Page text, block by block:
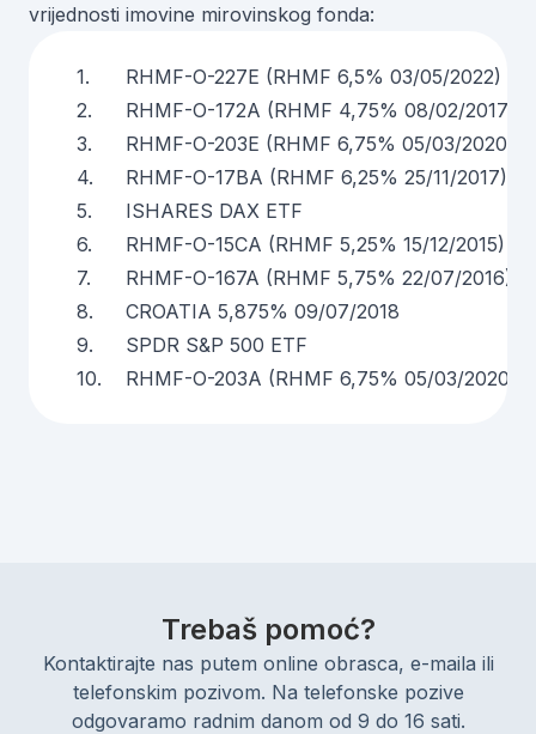
vrijednosti imovine mirovinskog fonda:
1.
RHMF-O-227E (RHMF 6,5% 03/05/2022)
2.
RHMF-O-172A (RHMF 4,75% 08/02/2017)
3.
RHMF-O-203E (RHMF 6,75% 05/03/2020)
4.
RHMF-O-17BA (RHMF 6,25% 25/11/2017)
5.
ISHARES DAX ETF
6.
RHMF-O-15CA (RHMF 5,25% 15/12/2015)
7.
RHMF-O-167A (RHMF 5,75% 22/07/2016)
8.
CROATIA 5,875% 09/07/2018
9.
SPDR S&P 500 ETF
10.
RHMF-O-203A (RHMF 6,75% 05/03/2020)
Trebaš pomoć?
Kontaktirajte nas putem online obrasca, e-maila ili
telefonskim pozivom. Na telefonske pozive
odgovaramo radnim danom od 9 do 16 sati.